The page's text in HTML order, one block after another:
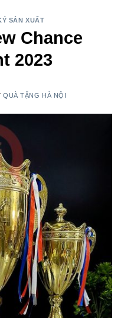
SẢN XUẤT
Chance
2023
QUÀ TẶNG HÀ NỘI